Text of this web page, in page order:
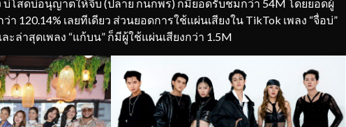
บ่โสดบ่อนุญาตให้จีบ (ปลาย กนกพร) ก็มียอดรับชมกว่า 54M โดยยอดผู้
120.14% เลยทีเดียว ส่วนยอดการใช้แผ่นเสียงใน TikTok เพลง “จื่อบ่”
ะล่าสุดเพลง “แก้บน” ก็มีผู้ใช้แผ่นเสียงกว่า 1.5M